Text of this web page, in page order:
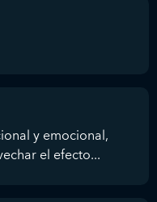
y emocional,
el efecto...